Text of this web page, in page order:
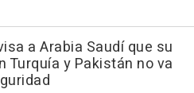
a Arabia Saudí que su
Turquía y Pakistán no va